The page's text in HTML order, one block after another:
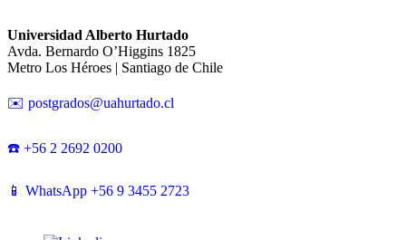
Universidad Alberto Hurtado
Avda. Bernardo O’Higgins 1825
Metro Los Héroes | Santiago de Chile
✉️ postgrados@uahurtado.cl
☎️ +56 2 2692 0200
📱 WhatsApp +56 9 3455 2723